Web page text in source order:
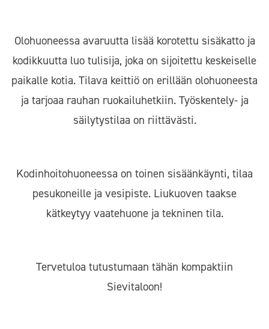
Olohuoneessa avaruutta lisää korotettu sisäkatto ja
kodikkuutta luo tulisija, joka on sijoitettu keskeiselle
paikalle kotia. Tilava keittiö on erillään olohuoneesta
ja tarjoaa rauhan ruokailuhetkiin. Työskentely- ja
säilytystilaa on riittävästi.
Kodinhoitohuoneessa on toinen sisäänkäynti, tilaa
pesukoneille ja vesipiste. Liukuoven taakse
kätkeytyy vaatehuone ja tekninen tila.
Tervetuloa tutustumaan tähän kompaktiin
Sievitaloon!